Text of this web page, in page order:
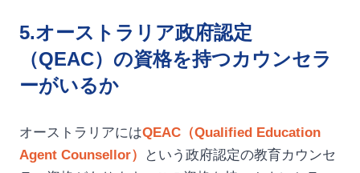
5.オーストラリア政府認定
（QEAC）の資格を持つカウンセラ
ーがいるか
オーストラリアにはQEAC（Qualified Education
Agent Counsellor）
という政府認定の教育カウンセ